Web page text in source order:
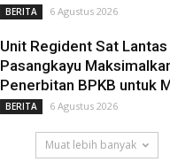
BERITA 6 Agustus 2026
Unit Regident Sat
Pasangkayu
Penerbitan BPKB untuk
BERITA 6 Agustus 2026
Muat lebih banyak